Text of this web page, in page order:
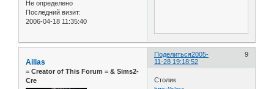
Не определено
Последний визит:
2006-04-18 11:35:40
Поделиться 9
2005-
11-28 19:18:52
Ailias
= Сreator of This Forum = & Sims2-
Cre
Столик